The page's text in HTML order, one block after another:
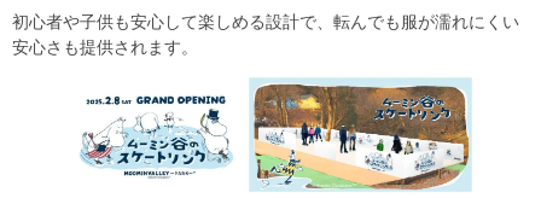
初心者や子供も安心して楽しめる設計で、転んでも服が濡れにくい
安心さも提供されます。